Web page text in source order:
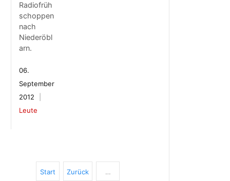
Radiofrüh
schoppen
nach
Niederöbl
arn.
06.
September
2012
Leute
Start Zurück …